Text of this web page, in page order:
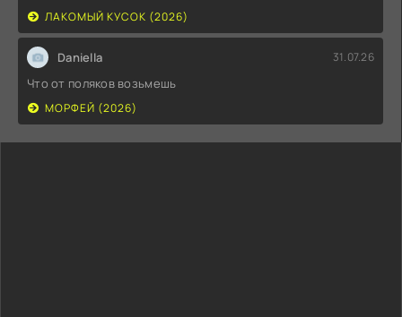
ЛАКОМЫЙ КУСОК (2026)
Daniella 31.07.26
Что от поляков возьмешь
МОРФЕЙ (2026)